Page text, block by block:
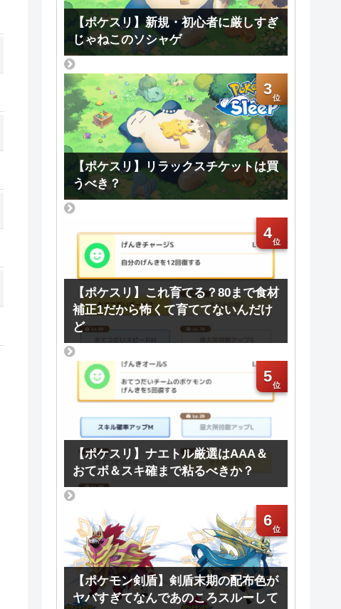
【ポケスリ】新規・初心者に厳しすぎ
じゃねこのソシャゲ
3
【ポケスリ】リラックスチケットは買
うべき？
4
【ポケスリ】これ育てる？80まで食材
補正1だから怖くて育ててないんだけ
ど
5
【ポケスリ】ナエトル厳選はAAA＆
おてボ＆スキ確まで粘るべきか？
6
【ポケモン剣盾】剣盾末期の配布色が
ヤバすぎてなんであのころスルーして